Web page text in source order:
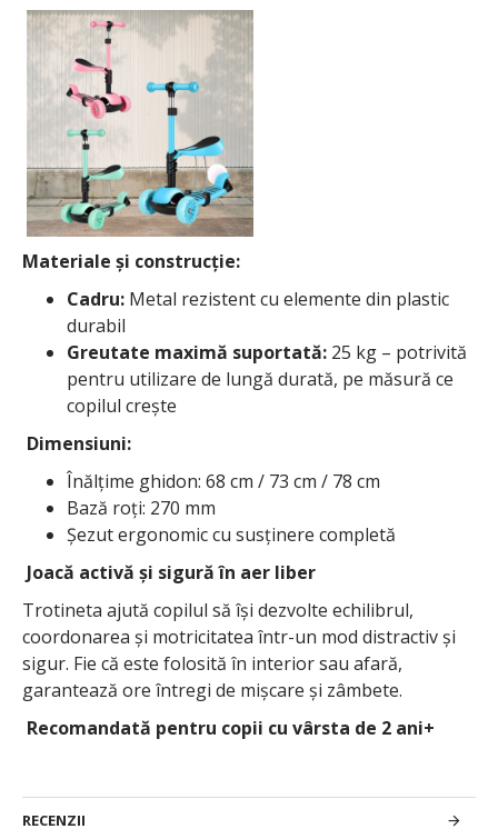
Materiale și construcție:
Cadru: Metal rezistent cu elemente din plastic
durabil
Greutate maximă suportată: 25 kg – potrivită
pentru utilizare de lungă durată, pe măsură ce
copilul crește
Dimensiuni:
Înălțime ghidon: 68 cm / 73 cm / 78 cm
Bază roți: 270 mm
Șezut ergonomic cu susținere completă
Joacă activă și sigură în aer liber
Trotineta ajută copilul să își dezvolte echilibrul,
coordonarea și motricitatea într-un mod distractiv și
sigur. Fie că este folosită în interior sau afară,
garantează ore întregi de mișcare și zâmbete.
Recomandată pentru copii cu vârsta de 2 ani+
RECENZII